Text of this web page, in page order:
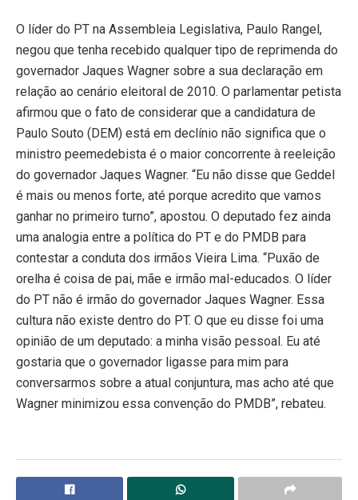
O líder do PT na Assembleia Legislativa, Paulo Rangel,
negou que tenha recebido qualquer tipo de reprimenda do
governador Jaques Wagner sobre a sua declaração em
relação ao cenário eleitoral de 2010. O parlamentar petista
afirmou que o fato de considerar que a candidatura de
Paulo Souto (DEM) está em declínio não significa que o
ministro peemedebista é o maior concorrente à reeleição
do governador Jaques Wagner. “Eu não disse que Geddel
é mais ou menos forte, até porque acredito que vamos
ganhar no primeiro turno”, apostou. O deputado fez ainda
uma analogia entre a política do PT e do PMDB para
contestar a conduta dos irmãos Vieira Lima. “Puxão de
orelha é coisa de pai, mãe e irmão mal-educados. O líder
do PT não é irmão do governador Jaques Wagner. Essa
cultura não existe dentro do PT. O que eu disse foi uma
opinião de um deputado: a minha visão pessoal. Eu até
gostaria que o governador ligasse para mim para
conversarmos sobre a atual conjuntura, mas acho até que
Wagner minimizou essa convenção do PMDB”, rebateu.